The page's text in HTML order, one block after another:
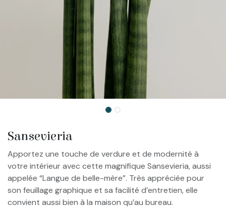
Sansevieria
Apportez une touche de verdure et de modernité à
votre intérieur avec cette magnifique Sansevieria, aussi
appelée “Langue de belle-mère”. Très appréciée pour
son feuillage graphique et sa facilité d’entretien, elle
convient aussi bien à la maison qu’au bureau.